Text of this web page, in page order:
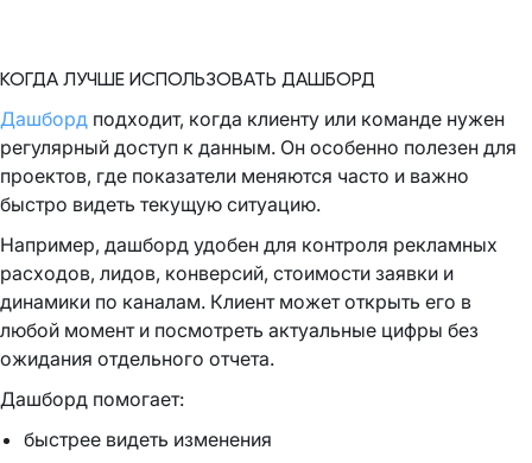
КОГДА ЛУЧШЕ ИСПОЛЬЗОВАТЬ ДАШБОРД
Дашборд подходит, когда клиенту или команде нужен
регулярный доступ к данным. Он особенно полезен для
проектов, где показатели меняются часто и важно
быстро видеть текущую ситуацию.
Например, дашборд удобен для контроля рекламных
расходов, лидов, конверсий, стоимости заявки и
динамики по каналам. Клиент может открыть его в
любой момент и посмотреть актуальные цифры без
ожидания отдельного отчета.
Дашборд помогает:
быстрее видеть изменения